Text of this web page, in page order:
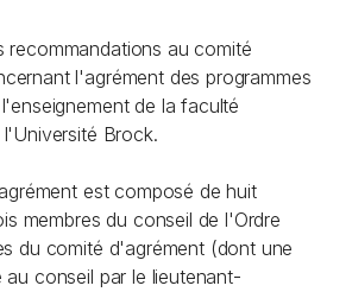
recommandations au comité
l'agrément des programmes
de la faculté
Brock.
est composé de huit
membres du conseil de l'Ordre
du comité d'agrément (dont une
conseil par le lieutenant-